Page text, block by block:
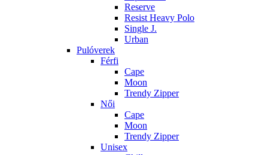
Reserve
Resist Heavy Polo
Single J.
Urban
Pulóverek
Férfi
Cape
Moon
Trendy Zipper
Női
Cape
Moon
Trendy Zipper
Unisex